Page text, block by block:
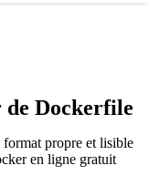
Dockerfile
propre et lisible
en ligne gratuit